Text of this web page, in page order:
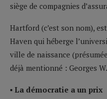
siège de compagnies
Hartford (c’est son nom),
Haven qui héberge
ville de naissance
déjà mentionné : Georges
▪ La démocratie a un prix